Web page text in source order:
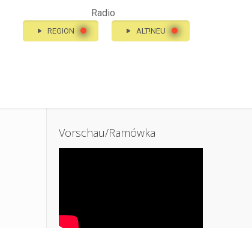
Radio
REGION ALT!NEU
Vorschau/Ramówka